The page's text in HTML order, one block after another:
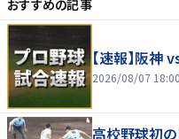
おすすめの記事
【速報】阪神
2026/08/07 18:00
高校野球初